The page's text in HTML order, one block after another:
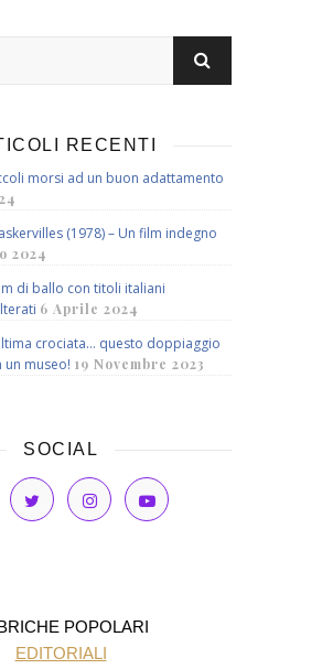
RECENTI
morsi ad un buon adattamento
(1978) – Un film indegno
2024
di ballo con titoli italiani
6 Aprile 2024
crociata… questo doppiaggio
museo! 19 Novembre 2023
SOCIAL
POPOLARI
EDITORIALI